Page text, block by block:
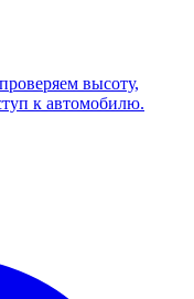
высоту,
к автомобилю.